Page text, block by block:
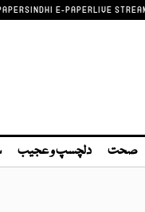
SINDHI E-PAPERLIVE
صحت دلچسپ و عجیب